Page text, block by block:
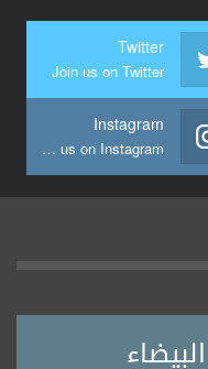
Twitter
Join us on Twitter
Instagram
Join us on Instagram